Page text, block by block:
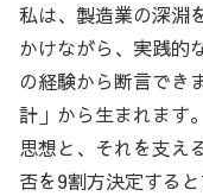
私は、製造業の深淵
かけながら、実践的
の経験から断言でき
計」から生まれます
思想と、それを支え
否を9割方決定する